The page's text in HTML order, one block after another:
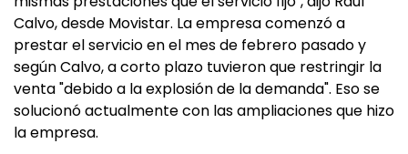
Calvo, desde Movistar. La empresa comenzó a
prestar el servicio en el mes de febrero pasado y
según Calvo, a corto plazo tuvieron que restringir la
venta "debido a la explosión de la demanda". Eso se
solucionó actualmente con las ampliaciones que hizo
la empresa.